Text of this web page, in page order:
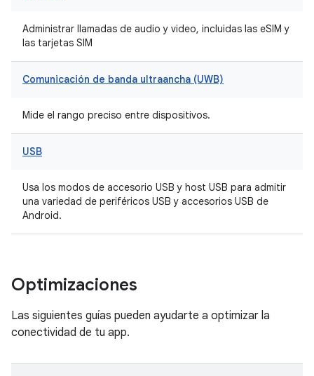
Administrar llamadas de audio y video, incluidas las eSIM y
las tarjetas SIM
Comunicación de banda ultraancha (UWB)
Mide el rango preciso entre dispositivos.
USB
Usa los modos de accesorio USB y host USB para admitir
una variedad de periféricos USB y accesorios USB de
Android.
Optimizaciones
Las siguientes guías pueden ayudarte a optimizar la
conectividad de tu app.